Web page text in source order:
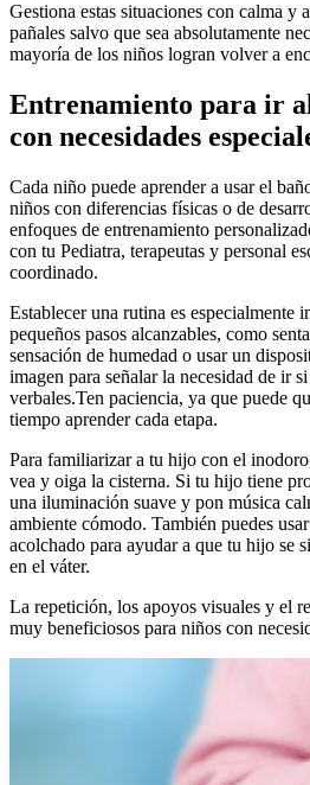
Gestiona estas situaciones con calma y
pañales salvo que sea absolutamente
mayoría de los niños logran volver a
Entrenamiento para ir
con necesidades
Cada niño puede aprender a usar el
niños con diferencias físicas o de
enfoques de entrenamiento
con tu Pediatra, terapeutas y personal
coordinado.
Establecer una rutina es especialmente
pequeños pasos alcanzables, como
sensación de humedad o usar un
imagen para señalar la necesidad de ir
verbales.Ten paciencia, ya que puede
tiempo aprender cada etapa.
Para familiarizar a tu hijo con el
vea y oiga la cisterna. Si tu hijo tiene
una iluminación suave y pon música
ambiente cómodo. También puedes
acolchado para ayudar a que tu hijo se
en el váter.
La repetición, los apoyos visuales y el
muy beneficiosos para niños con